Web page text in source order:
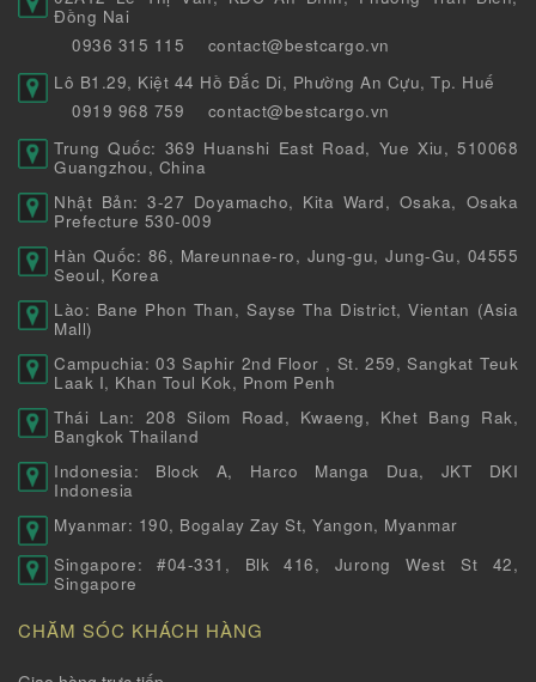
Đồng Nai
0936 315 115
contact@bestcargo.vn
Lô B1.29, Kiệt 44 Hồ Đắc Di, Phường An Cựu, Tp. Huế
0919 968 759
contact@bestcargo.vn
Trung Quốc: 369 Huanshi East Road, Yue Xiu, 510068
Guangzhou, China
Nhật Bản: 3-27 Doyamacho, Kita Ward, Osaka, Osaka
Prefecture 530-009
Hàn Quốc: 86, Mareunnae-ro, Jung-gu, Jung-Gu, 04555
Seoul, Korea
Lào: Bane Phon Than, Sayse Tha District, Vientan (Asia
Mall)
Campuchia: 03 Saphir 2nd Floor , St. 259, Sangkat Teuk
Laak I, Khan Toul Kok, Pnom Penh
Thái Lan: 208 Silom Road, Kwaeng, Khet Bang Rak,
Bangkok Thailand
Indonesia: Block A, Harco Manga Dua, JKT DKI
Indonesia
Myanmar: 190, Bogalay Zay St, Yangon, Myanmar
Singapore: #04-331, Blk 416, Jurong West St 42,
Singapore
CHĂM SÓC KHÁCH HÀNG